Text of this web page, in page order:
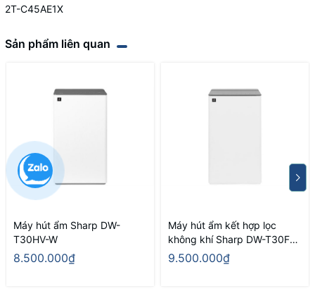
2T-C45AE1X
Sản phẩm liên quan
Máy hút ẩm Sharp DW-
T30HV-W
8.500.000₫
Máy hút ẩm kết hợp lọc
không khí Sharp DW-T30FV-
W
9.500.000₫